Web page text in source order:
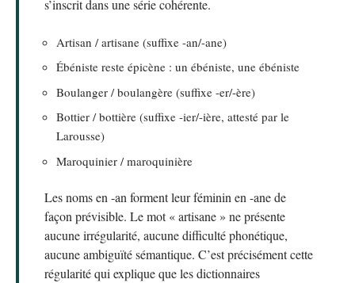
s’inscrit dans une série cohérente.
Artisan / artisane (suffixe -an/-ane)
Ébéniste reste épicène : un ébéniste, une ébéniste
Boulanger / boulangère (suffixe -er/-ère)
Bottier / bottière (suffixe -ier/-ière, attesté par le
Larousse)
Maroquinier / maroquinière
Les noms en -an forment leur féminin en -ane de
façon prévisible. Le mot « artisane » ne présente
aucune irrégularité, aucune difficulté phonétique,
aucune ambiguïté sémantique. C’est précisément cette
régularité qui explique que les dictionnaires